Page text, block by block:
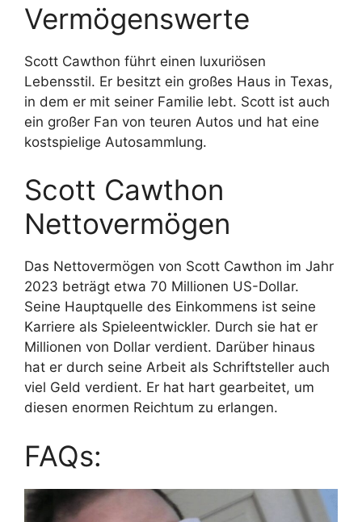
Vermögenswerte
Scott Cawthon führt einen luxuriösen
Lebensstil. Er besitzt ein großes Haus in Texas,
in dem er mit seiner Familie lebt. Scott ist auch
ein großer Fan von teuren Autos und hat eine
kostspielige Autosammlung.
Scott Cawthon
Nettovermögen
Das Nettovermögen von Scott Cawthon im Jahr
2023 beträgt etwa 70 Millionen US-Dollar.
Seine Hauptquelle des Einkommens ist seine
Karriere als Spieleentwickler. Durch sie hat er
Millionen von Dollar verdient. Darüber hinaus
hat er durch seine Arbeit als Schriftsteller auch
viel Geld verdient. Er hat hart gearbeitet, um
diesen enormen Reichtum zu erlangen.
FAQs: